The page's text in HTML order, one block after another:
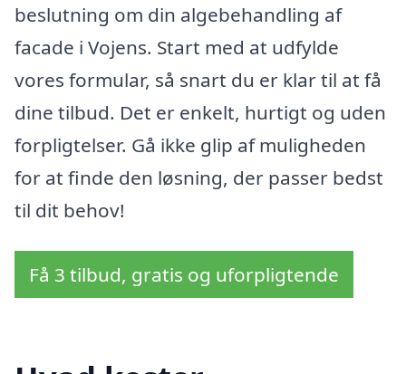
beslutning om din algebehandling af
facade i Vojens. Start med at udfylde
vores formular, så snart du er klar til at få
dine tilbud. Det er enkelt, hurtigt og uden
forpligtelser. Gå ikke glip af muligheden
for at finde den løsning, der passer bedst
til dit behov!
Få 3 tilbud, gratis og uforpligtende